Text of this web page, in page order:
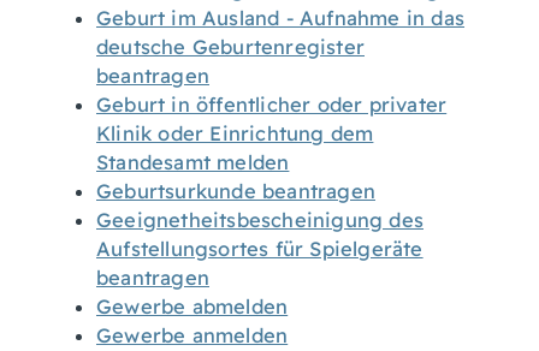
Geburt im Ausland - Aufnahme in das
deutsche Geburtenregister
beantragen
Geburt in öffentlicher oder privater
Klinik oder Einrichtung dem
Standesamt melden
Geburtsurkunde beantragen
Geeignetheitsbescheinigung des
Aufstellungsortes für Spielgeräte
beantragen
Gewerbe abmelden
Gewerbe anmelden